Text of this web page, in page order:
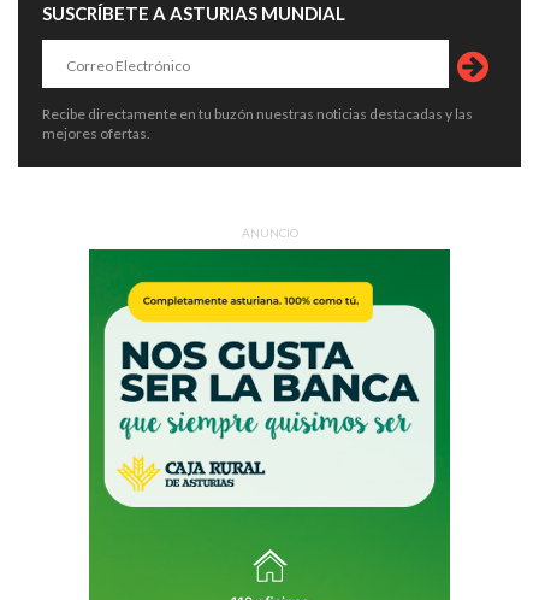
SUSCRÍBETE A ASTURIAS MUNDIAL
Recibe directamente en tu buzón nuestras noticias destacadas y las
mejores ofertas.
ANUNCIO